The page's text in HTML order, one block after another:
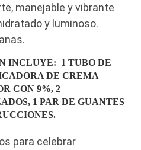
manejable y vibrante
y luminoso.
INCLUYE: 1 TUBO DE
DE CREMA
CON 9%, 2
1 PAR DE GUANTES
para celebrar